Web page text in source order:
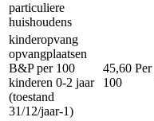
particuliere
huishoudens
kinderopvang
opvangplaatsen
B&P per 100
kinderen 0-2 jaar
(toestand
31/12/jaar-1)
45,60 Per
100